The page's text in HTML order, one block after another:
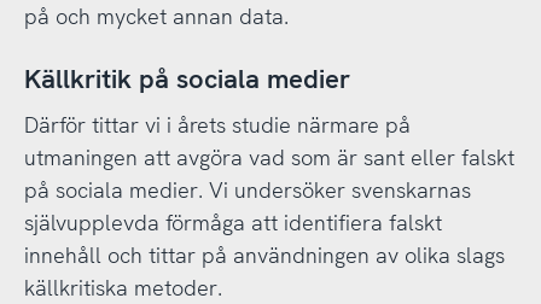
på och mycket annan data.
Källkritik på sociala medier
Därför tittar vi i årets studie närmare på
utmaningen att avgöra vad som är sant eller falskt
på sociala medier. Vi undersöker svenskarnas
självupplevda förmåga att identifiera falskt
innehåll och tittar på användningen av olika slags
källkritiska metoder.